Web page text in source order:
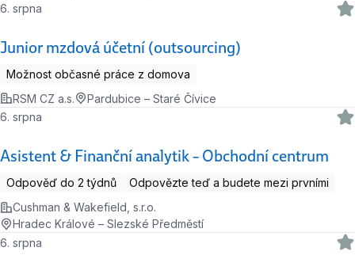
Junior mzdová účetní (outsourcing)
6. srpna
Možnost občasné práce z domova
RSM CZ a.s.
Pardubice – Staré Čívice
Asistent & Finanční analytik – Obchodní centrum
6. srpna
Odpověď do 2 týdnů
Odpovězte teď a budete mezi prvními
Cushman & Wakefield, s.r.o.
Hradec Králové – Slezské Předměstí
6. srpna